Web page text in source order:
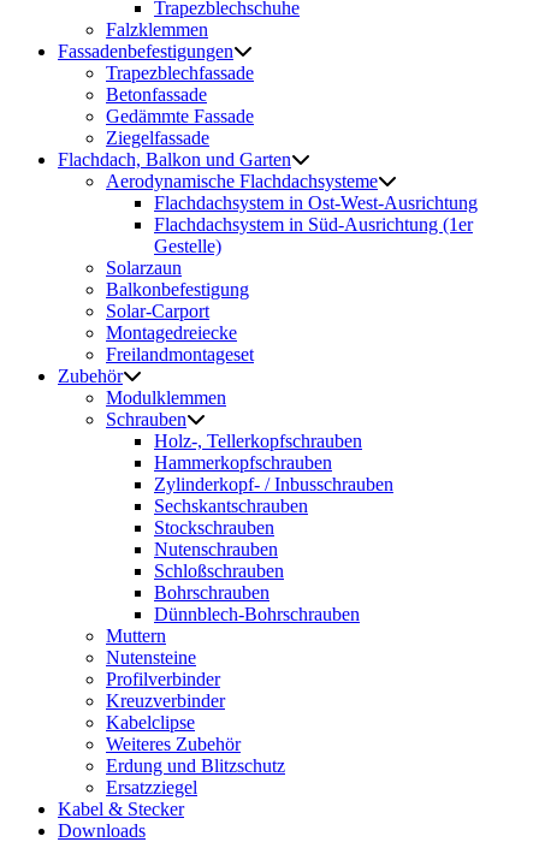
Trapezblechschuhe
Falzklemmen
Fassadenbefestigungen
Trapezblechfassade
Betonfassade
Gedämmte Fassade
Ziegelfassade
Flachdach, Balkon und Garten
Aerodynamische Flachdachsysteme
Flachdachsystem in Ost-West-Ausrichtung
Flachdachsystem in Süd-Ausrichtung (1er
Gestelle)
Solarzaun
Balkonbefestigung
Solar-Carport
Montagedreiecke
Freilandmontageset
Zubehör
Modulklemmen
Schrauben
Holz-, Tellerkopfschrauben
Hammerkopfschrauben
Zylinderkopf- / Inbusschrauben
Sechskantschrauben
Stockschrauben
Nutenschrauben
Schloßschrauben
Bohrschrauben
Dünnblech-Bohrschrauben
Muttern
Nutensteine
Profilverbinder
Kreuzverbinder
Kabelclipse
Weiteres Zubehör
Erdung und Blitzschutz
Ersatzziegel
Kabel & Stecker
Downloads